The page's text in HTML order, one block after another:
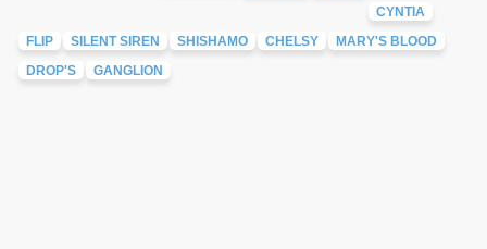
CYNTIA
FLIP
SILENT SIREN SHISHAMO CHELSY
MARY'S BLOOD
DROP'S
GANGLION